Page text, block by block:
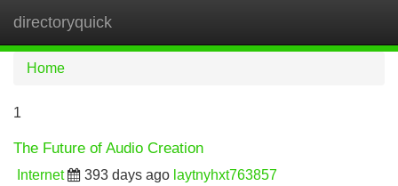
directoryquick
Home
1
The Future of Audio Creation
Internet 393 days ago laytnyhxt763857